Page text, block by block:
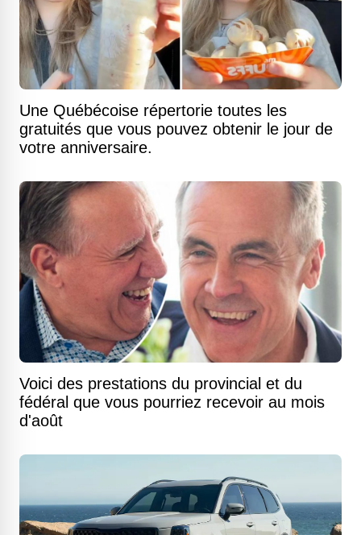
Une Québécoise répertorie toutes les
gratuités que vous pouvez obtenir le jour de
votre anniversaire.
Voici des prestations du provincial et du
fédéral que vous pourriez recevoir au mois
d'août